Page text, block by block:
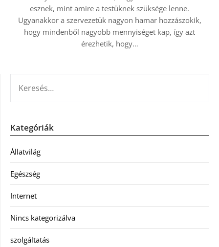
esznek, mint amire a testüknek szüksége lenne.
Ugyanakkor a szervezetük nagyon hamar hozzászokik,
hogy mindenből nagyobb mennyiséget kap, így azt
érezhetik, hogy…
Kategóriák
Állatvilág
Egészség
Internet
Nincs kategorizálva
szolgáltatás